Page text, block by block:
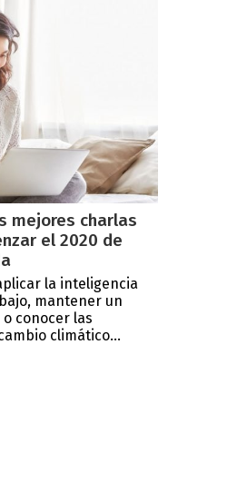
mejores charlas
el 2020 de
la inteligencia
mantener un
conocer las
climático...